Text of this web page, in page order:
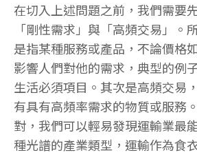
在切入上述問題之前，我們需要
「剛性需求」與「高頻交易」。
是指某種服務或產品，不論價格
影響人們對他的需求，典型的例
生活必須項目。其次是高頻交易
有具有高頻率需求的物質或服務
對，我們可以輕易發現運輸業最
種光譜的產業類型，運輸作為食